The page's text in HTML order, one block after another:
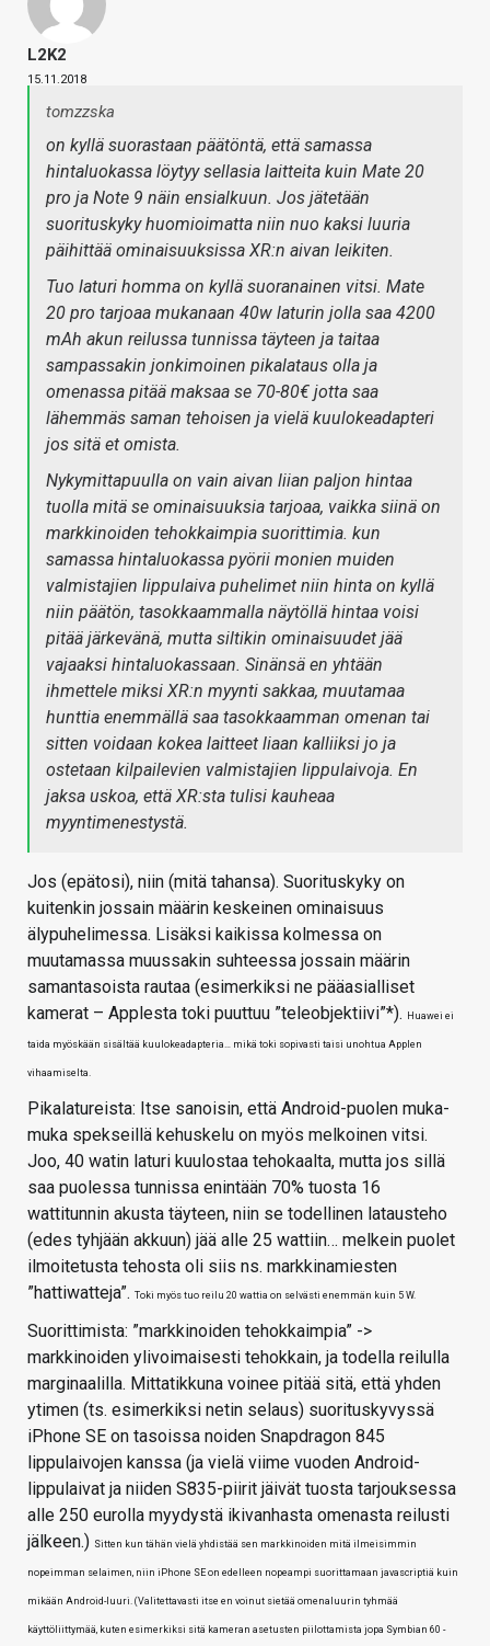
L2K2
15.11.2018
tomzzska
on kyllä suorastaan päätöntä, että samassa
hintaluokassa löytyy sellasia laitteita kuin Mate 20
pro ja Note 9 näin ensialkuun. Jos jätetään
suorituskyky huomioimatta niin nuo kaksi luuria
päihittää ominaisuuksissa XR:n aivan leikiten.
Tuo laturi homma on kyllä suoranainen vitsi. Mate
20 pro tarjoaa mukanaan 40w laturin jolla saa 4200
mAh akun reilussa tunnissa täyteen ja taitaa
sampassakin jonkimoinen pikalataus olla ja
omenassa pitää maksaa se 70-80€ jotta saa
lähemmäs saman tehoisen ja vielä kuulokeadapteri
jos sitä et omista.
Nykymittapuulla on vain aivan liian paljon hintaa
tuolla mitä se ominaisuuksia tarjoaa, vaikka siinä on
markkinoiden tehokkaimpia suorittimia. kun
samassa hintaluokassa pyörii monien muiden
valmistajien lippulaiva puhelimet niin hinta on kyllä
niin päätön, tasokkaammalla näytöllä hintaa voisi
pitää järkevänä, mutta siltikin ominaisuudet jää
vajaaksi hintaluokassaan. Sinänsä en yhtään
ihmettele miksi XR:n myynti sakkaa, muutamaa
hunttia enemmällä saa tasokkaamman omenan tai
sitten voidaan kokea laitteet liaan kalliiksi jo ja
ostetaan kilpailevien valmistajien lippulaivoja. En
jaksa uskoa, että XR:sta tulisi kauheaa
myyntimenestystä.
Jos (epätosi), niin (mitä tahansa). Suorituskyky on
kuitenkin jossain määrin keskeinen ominaisuus
älypuhelimessa. Lisäksi kaikissa kolmessa on
muutamassa muussakin suhteessa jossain määrin
samantasoista rautaa (esimerkiksi ne pääasialliset
kamerat – Applesta toki puuttuu ”teleobjektiivi”*). Huawei ei
taida myöskään sisältää kuulokeadapteria… mikä toki sopivasti taisi unohtua Applen
vihaamiselta.
Pikalatureista: Itse sanoisin, että Android-puolen muka-
muka spekseillä kehuskelu on myös melkoinen vitsi.
Joo, 40 watin laturi kuulostaa tehokaalta, mutta jos sillä
saa puolessa tunnissa enintään 70% tuosta 16
wattitunnin akusta täyteen, niin se todellinen latausteho
(edes tyhjään akkuun) jää alle 25 wattiin… melkein puolet
ilmoitetusta tehosta oli siis ns. markkinamiesten
”hattiwatteja”. Toki myös tuo reilu 20 wattia on selvästi enemmän kuin 5 W.
Suorittimista: ”markkinoiden tehokkaimpia” ->
markkinoiden ylivoimaisesti tehokkain, ja todella reilulla
marginaalilla. Mittatikkuna voinee pitää sitä, että yhden
ytimen (ts. esimerkiksi netin selaus) suorituskyvyssä
iPhone SE on tasoissa noiden Snapdragon 845
lippulaivojen kanssa (ja vielä viime vuoden Android-
lippulaivat ja niiden S835-piirit jäivät tuosta tarjouksessa
alle 250 eurolla myydystä ikivanhasta omenasta reilusti
jälkeen.) Sitten kun tähän vielä yhdistää sen markkinoiden mitä ilmeisimmin
nopeimman selaimen, niin iPhone SE on edelleen nopeampi suorittamaan javascriptiä kuin
mikään Android-luuri. (Valitettavasti itse en voinut sietää omenaluurin tyhmää
käyttöliittymää, kuten esimerkiksi sitä kameran asetusten piilottamista jopa Symbian 60 -